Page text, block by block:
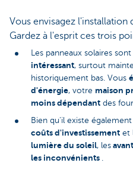
Vous envisagez l'installation
Gardez à l'esprit ces trois
Les panneaux solaires
intéressant, surtout
historiquement bas. Vous
d'énergie, votre maison
moins dépendant des
Bien qu'il existe
coûts d'investissement et
lumière du soleil, les
les inconvénients